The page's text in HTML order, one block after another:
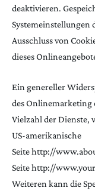
deaktivieren.
Systemeinstellungen
Ausschluss von
dieses
Ein genereller
des Onlinemarketing
Vielzahl der Dienste,
US-amerikanische
Seitehttp://
Seitehttp://
Weiteren kann die